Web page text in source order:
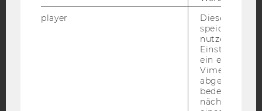
ACCREDITED BY:
player
Dieses Cookie
speichert
ein
Vimeo-Video
abgespielt
bedeutet,
nächsten